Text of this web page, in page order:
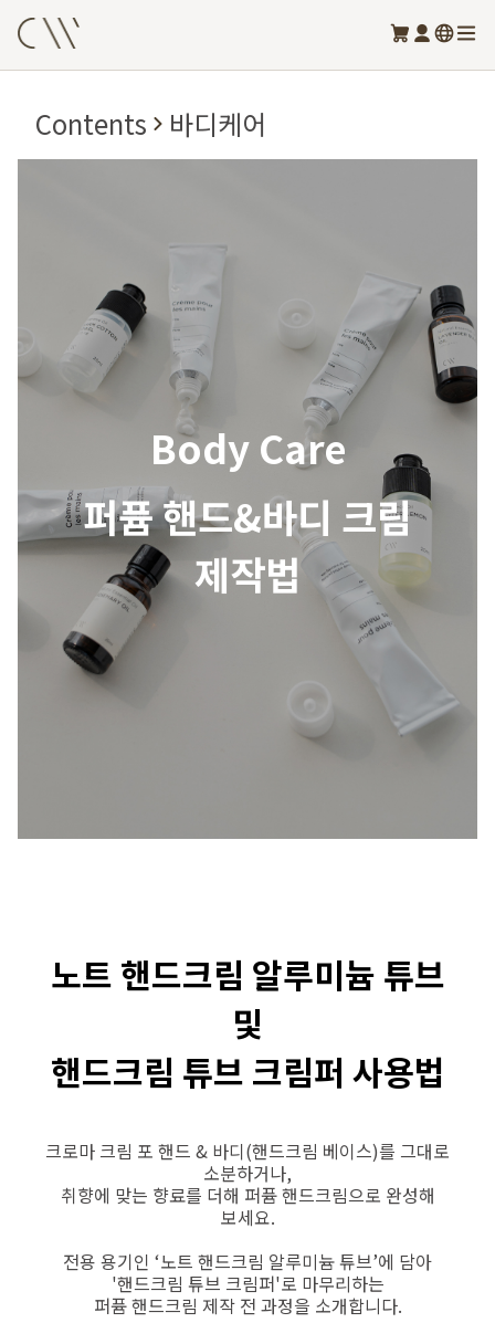
Contents 바디케어
Body Care
퍼퓸 핸드&바디 크림
제작법
노트 핸드크림 알루미늄 튜브
및
핸드크림 튜브 크림퍼 사용법
크로마 크림 포 핸드 & 바디(핸드크림 베이스)를 그대로
소분하거나,
취향에 맞는 향료를 더해 퍼퓸 핸드크림으로 완성해
보세요.
전용 용기인 ‘노트 핸드크림 알루미늄 튜브’에 담아
'핸드크림 튜브 크림퍼'로 마무리하는
퍼퓸 핸드크림 제작 전 과정을 소개합니다.